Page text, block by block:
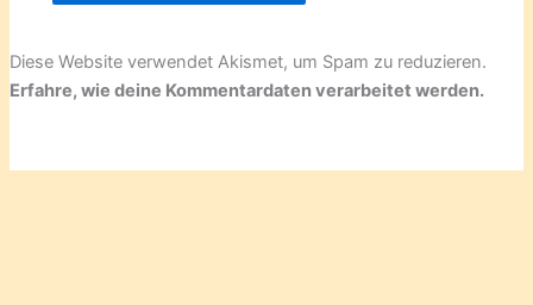
Diese Website verwendet Akismet, um Spam zu reduzieren.
Erfahre, wie deine Kommentardaten verarbeitet werden.